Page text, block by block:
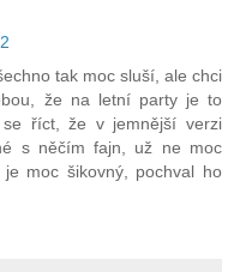
tak moc sluší, ale chci
že na letní party je to
říct, že v jemnější verzi
s něčím fajn, už ne moc
moc šikovný, pochval ho